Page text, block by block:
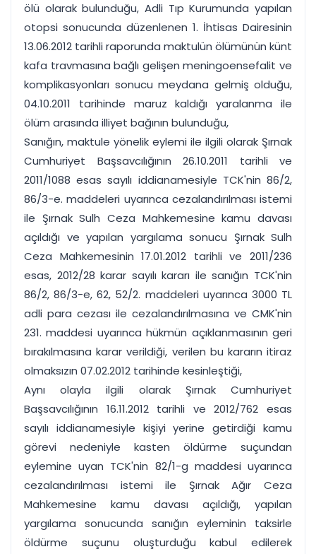
ölü olarak bulunduğu, Adli Tıp Kurumunda yapılan
otopsi sonucunda düzenlenen 1. İhtisas Dairesinin
13.06.2012 tarihli raporunda maktulün ölümünün künt
kafa travmasına bağlı gelişen meningoensefalit ve
komplikasyonları sonucu meydana gelmiş olduğu,
04.10.2011 tarihinde maruz kaldığı yaralanma ile
ölüm arasında illiyet bağının bulunduğu,
Sanığın, maktule yönelik eylemi ile ilgili olarak Şırnak
Cumhuriyet Başsavcılığının 26.10.2011 tarihli ve
2011/1088 esas sayılı iddianamesiyle TCK'nin 86/2,
86/3-e. maddeleri uyarınca cezalandırılması istemi
ile Şırnak Sulh Ceza Mahkemesine kamu davası
açıldığı ve yapılan yargılama sonucu Şırnak Sulh
Ceza Mahkemesinin 17.01.2012 tarihli ve 2011/236
esas, 2012/28 karar sayılı kararı ile sanığın TCK'nin
86/2, 86/3-e, 62, 52/2. maddeleri uyarınca 3000 TL
adli para cezası ile cezalandırılmasına ve CMK'nin
231. maddesi uyarınca hükmün açıklanmasının geri
bırakılmasına karar verildiği, verilen bu kararın itiraz
olmaksızın 07.02.2012 tarihinde kesinleştiği,
Aynı olayla ilgili olarak Şırnak Cumhuriyet
Başsavcılığının 16.11.2012 tarihli ve 2012/762 esas
sayılı iddianamesiyle kişiyi yerine getirdiği kamu
görevi nedeniyle kasten öldürme suçundan
eylemine uyan TCK'nin 82/1-g maddesi uyarınca
cezalandırılması istemi ile Şırnak Ağır Ceza
Mahkemesine kamu davası açıldığı, yapılan
yargılama sonucunda sanığın eyleminin taksirle
öldürme suçunu oluşturduğu kabul edilerek